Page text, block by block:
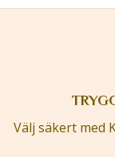
Välj säkert med